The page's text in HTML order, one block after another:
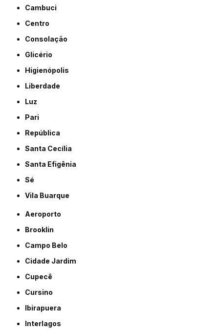
Cambuci
Centro
Consolação
Glicério
Higienópolis
Liberdade
Luz
Pari
República
Santa Cecília
Santa Efigênia
Sé
Vila Buarque
Aeroporto
Brooklin
Campo Belo
Cidade Jardim
Cupecê
Cursino
Ibirapuera
Interlagos